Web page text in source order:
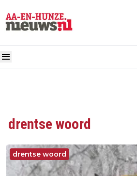
drentse woord
drentse woord